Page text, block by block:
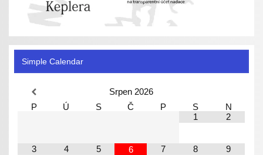
Simple Calendar
Srpen 2026
P
Ú S Č P S
N
1
2
3 4 5 6 7 8 9